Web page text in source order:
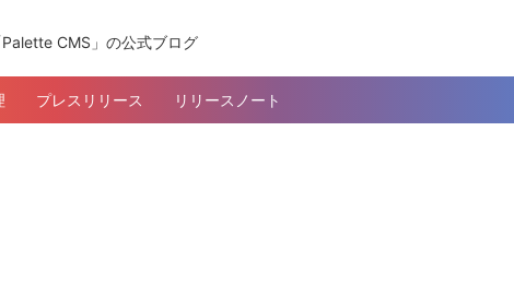
CMS」の公式ブログ
プレスリリース リリースノート